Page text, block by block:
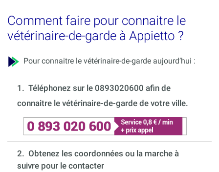
Comment faire pour connaitre le
vétérinaire-de-garde à Appietto ?
Pour connaitre le vétérinaire-de-garde aujourd’hui :
1. Téléphonez sur le 0893020600 afin de
connaitre le vétérinaire-de-garde de votre ville.
2. Obtenez les coordonnées ou la marche à
suivre pour le contacter